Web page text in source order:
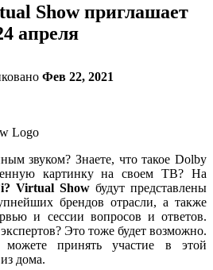
Show приглашает
апреля
Фев 22, 2021
звуком? Знаете, что такое Dolby
картинку на своем ТВ? На
Virtual Show будут представлены
брендов отрасли, а также
и сессии вопросов и ответов.
Это тоже будет возможно.
принять участие в этой
дома.